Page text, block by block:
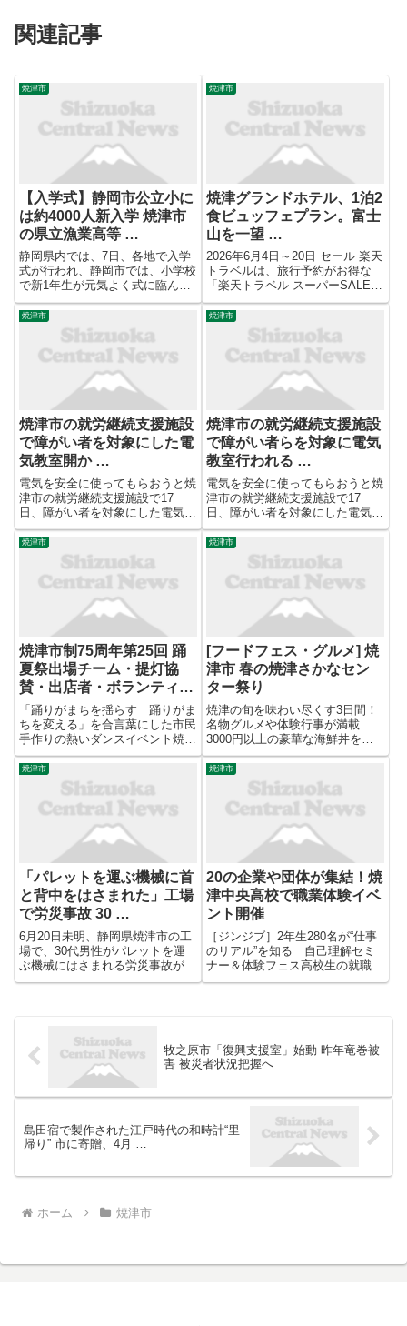
関連記事
焼津市
【入学式】静岡市公立小に
は約4000人新入学 焼津市
の県立漁業高等 …
静岡県内では、7日、各地で入学
式が行われ、静岡市では、小学校
で新1年生が元気よく式に臨んだ
ほか、焼津市では県立漁業高等学
園の入学式が行われました。
焼津市
焼津グランドホテル、1泊2
食ビュッフェプラン。富士
山を一望 …
2026年6月4日～20日 セール 楽天
トラベルは、旅行予約がお得な
「楽天トラベル スーパーSALE」
を6月20日まで開催している。全
国のホテルや温泉宿でセールプラ
ンを販売しており、配布中のクー
ポンを併用すれば最大30％オフ
も適用できる。 ...
焼津市
焼津市の就労継続支援施設
で障がい者を対象にした電
気教室開か …
電気を安全に使ってもらおうと焼
津市の就労継続支援施設で17
日、障がい者を対象にした電気教
室が開かれました。
焼津市
焼津市の就労継続支援施設
で障がい者らを対象に電気
教室行われる …
電気を安全に使ってもらおうと焼
津市の就労継続支援施設で17
日、障がい者を対象にした電気教
室が開かれました。
焼津市
焼津市制75周年第25回 踊
夏祭出場チーム・提灯協
賛・出店者・ボランティア
募集のお知らせ
「踊りがまちを揺らす 踊りがま
ちを変える」を合言葉にした市民
手作りの熱いダンスイベント焼津
市制75周年第25回 踊夏祭（おど
らっかさい）が2026年７月19日
（日）に、大井川港特設会場で開
催されます！踊りなどの出場チー
ム、提灯協賛、出店者（...
焼津市
[フードフェス・グルメ] 焼
津市 春の焼津さかなセン
ター祭り
焼津の旬を味わい尽くす3日間！
名物グルメや体験行事が満載
3000円以上の豪華な海鮮丼を
1500円で味わえる人気イベント
「焼津めしフェスタ」をはじめ、
限定300食の「センター鍋」な
ど、自慢のグルメを堪能できま
す。鰹の藁焼き体験や削り節体験
焼津市
「パレットを運ぶ機械に首
と背中をはさまれた」工場
で労災事故 30 …
6月20日未明、静岡県焼津市の工
場で、30代男性がパレットを運
ぶ機械にはさまれる労災事故があ
りました。 警察によりますと、
員の男性が、パレットを運ぶ...
焼津市
20の企業や団体が集結！焼
津中央高校で職業体験イベ
ント開催
［ジンジブ］2年生280名が“仕事
のリアル”を知る 自己理解セミ
ナー＆体験フェス高校生の就職を
支援する「ジンジブ」（大阪市）
牧之原市「復興支援室」始動 昨年竜巻被
害 被災者状況把握へ
島田宿で製作された江戸時代の和時計“里
帰り” 市に寄贈、4月 …
ホーム 焼津市